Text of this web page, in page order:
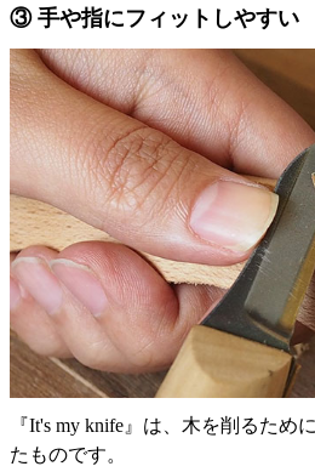
③ 手や指にフィットしやすい
『It's my knife』は、木を削るため
たものです。